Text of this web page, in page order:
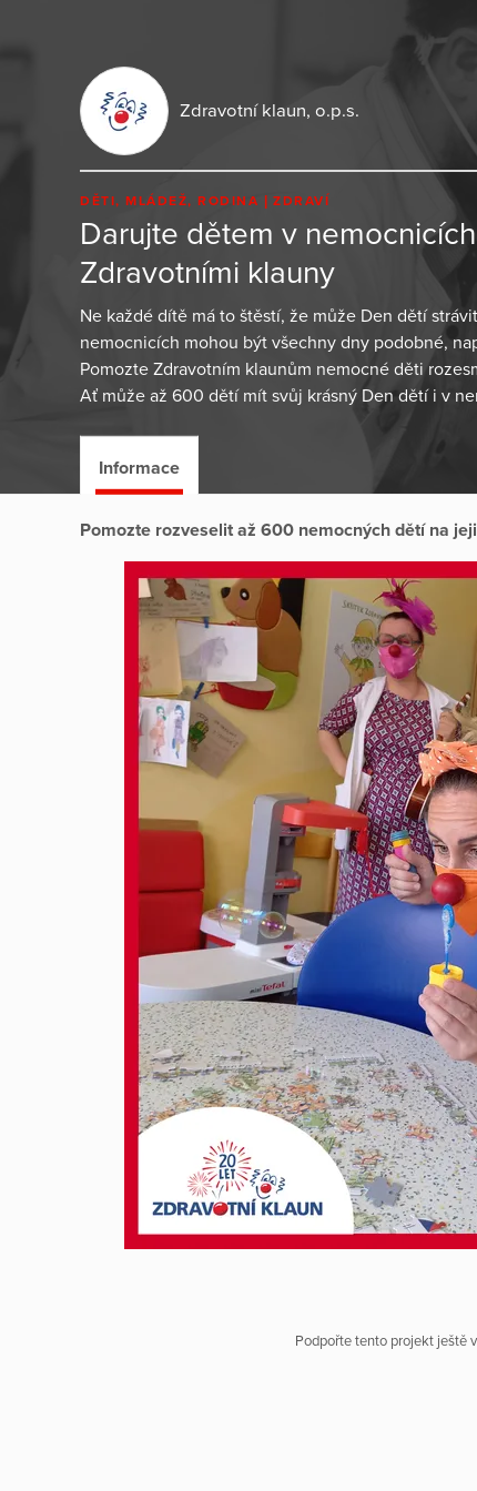
Zdravotní klaun, o.p.s.
DĚTI, MLÁDEŽ, RODINA ZDRAVÍ
Darujte dětem v
Zdravotními klauny
Ne každé dítě má to štěstí, že může Den dětí
nemocnicích mohou být všechny dny podobné,
Pomozte Zdravotním klaunům nemocné děti
Ať může až 600 dětí mít svůj krásný Den dětí i v
Informace
Pomozte rozveselit až 600 nemocných dětí na
Podpořte tento projekt ještě